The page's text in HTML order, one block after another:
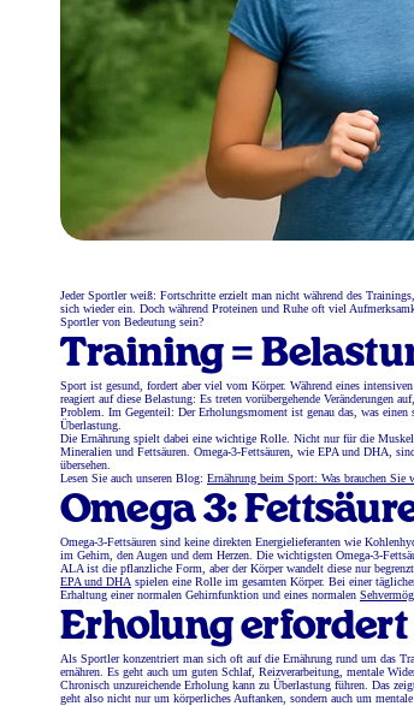
Jeder Sportler weiß: Fortschritte erzielt man nicht während des
sich wieder ein. Doch während Proteinen und Ruhe oft viel
Sportler von Bedeutung sein?
Training =
Sport ist gesund, fordert aber viel vom Körper. Während eines
reagiert auf diese Belastung: Es treten vorübergehende Veränderungen
Problem. Im Gegenteil: Der Erholungsmoment ist genau das, was
Überlastung.
Die Ernährung spielt dabei eine wichtige Rolle. Nicht nur für die
Mineralien und Fettsäuren. Omega-3-Fettsäuren, wie EPA und DHA,
übersehen.
Lesen Sie auch unseren Blog: Ernährung beim Sport: Was brauchen Sie
Omega 3:
Omega-3-Fettsäuren sind keine direkten Energielieferanten wie
im Gehirn, den Augen und dem Herzen. Die wichtigsten Omega-3-
ALA ist die pflanzliche Form, aber der Körper wandelt diese nur
EPA und DHA spielen eine Rolle im gesamten Körper. Bei einer
Erhaltung einer normalen Gehirnfunktion und eines normalen
Erholung
Als Sportler konzentriert man sich oft auf die Ernährung rund um das
ernähren. Es geht auch um guten Schlaf, Reizverarbeitung, mentale
Chronisch unzureichende Erholung kann zu Überlastung führen. Das
geht also nicht nur um körperliches Auftanken, sondern auch um mentale